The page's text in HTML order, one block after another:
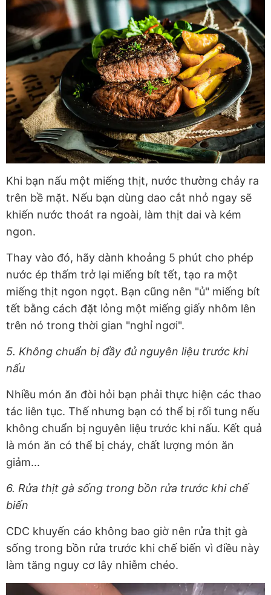
Khi bạn nấu một miếng thịt, nước thường chảy ra
trên bề mặt. Nếu bạn dùng dao cắt nhỏ ngay sẽ
khiến nước thoát ra ngoài, làm thịt dai và kém
ngon.
Thay vào đó, hãy dành khoảng 5 phút cho phép
nước ép thấm trở lại miếng bít tết, tạo ra một
miếng thịt ngon ngọt. Bạn cũng nên "ủ" miếng bít
tết bằng cách đặt lỏng một miếng giấy nhôm lên
trên nó trong thời gian "nghỉ ngơi".
5. Không chuẩn bị đầy đủ nguyên liệu trước khi
nấu
Nhiều món ăn đòi hỏi bạn phải thực hiện các thao
tác liên tục. Thế nhưng bạn có thể bị rối tung nếu
không chuẩn bị nguyên liệu trước khi nấu. Kết quả
là món ăn có thể bị cháy, chất lượng món ăn
giảm...
6. Rửa thịt gà sống trong bồn rửa trước khi chế
biến
CDC khuyến cáo không bao giờ nên rửa thịt gà
sống trong bồn rửa trước khi chế biến vì điều này
làm tăng nguy cơ lây nhiễm chéo.